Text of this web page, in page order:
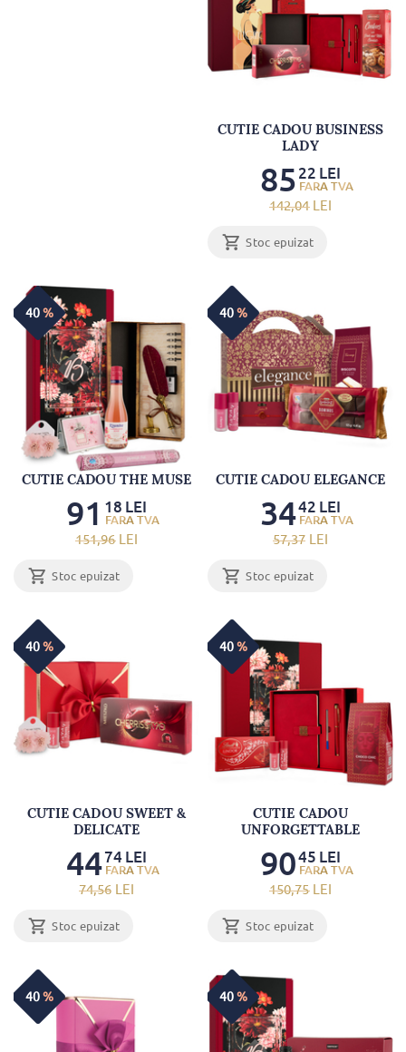
CUTIE CADOU BUSINESS
LADY
142,04 LEI
85 22 LEI
Stoc epuizat
40%
CUTIE CADOU THE MUSE
151,96 LEI
91 18 LEI
Stoc epuizat
40%
CUTIE CADOU ELEGANCE
57,37 LEI
3442 LEI
Stoc epuizat
40%
CUTIE CADOU SWEET &
DELICATE
74,56 LEI
4474 LEI
Stoc epuizat
40%
CUTIE CADOU
UNFORGETTABLE
150,75 LEI
9045 LEI
Stoc epuizat
40% 40%